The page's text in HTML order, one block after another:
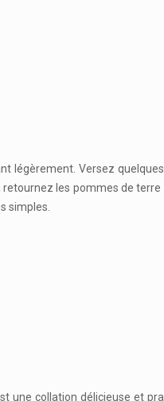
légèrement. Versez quelques
les pommes de
simples.
une collation délicieuse et